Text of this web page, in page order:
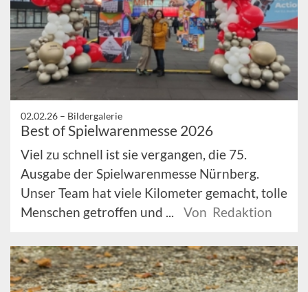
02.02.26 – Bildergalerie
Best of Spielwarenmesse 2026
Viel zu schnell ist sie vergangen, die 75.
Ausgabe der Spielwarenmesse Nürnberg.
Unser Team hat viele Kilometer gemacht, tolle
Menschen getroffen und ...
Von Redaktion